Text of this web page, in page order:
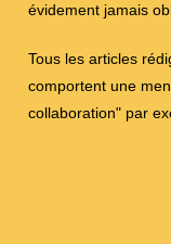
évidement jamais
Tous les articles
comportent une
collaboration" par